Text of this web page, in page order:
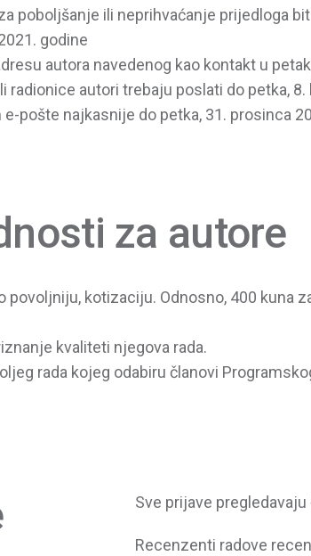
poboljšanje ili neprihvaćanje prijedloga
godine
autora navedenog kao kontakt u
autori trebaju poslati do petka,
pošte najkasnije do petka, 31. prosinca
za autore
kotizaciju. Odnosno, 400 kuna
kvaliteti njegova rada.
rada kojeg odabiru članovi
Sve prijave pregledavaju
Recenzenti radove